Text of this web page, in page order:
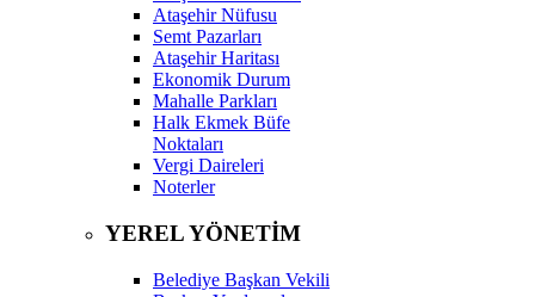
Ataşehir Nüfusu
Semt Pazarları
Ataşehir Haritası
Ekonomik Durum
Mahalle Parkları
Halk Ekmek Büfe
Noktaları
Vergi Daireleri
Noterler
YEREL YÖNETİM
Belediye Başkan Vekili